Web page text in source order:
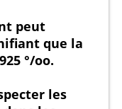
peut
que la
°/oo.
les